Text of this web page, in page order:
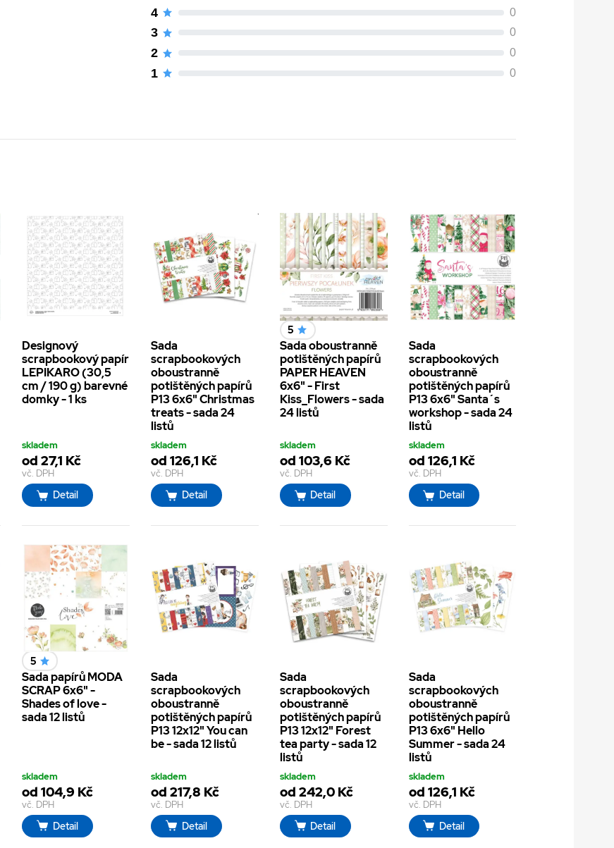
4 0
3 0
2 0
1 0
Designový
scrapbookový papír
LEPIKARO (30,5
cm / 190 g) barevné
domky - 1 ks
skladem
od 27,1 Kč
vč. DPH
Detail
Sada
scrapbookových
oboustranně
potištěných papírů
P13 6x6" Christmas
treats - sada 24
listů
skladem
od 126,1 Kč
vč. DPH
Detail
5
Sada oboustranně
potištěných papírů
PAPER HEAVEN
6x6" - First
Kiss_Flowers - sada
24 listů
skladem
od 103,6 Kč
vč. DPH
Detail
Sada
scrapbookových
oboustranně
potištěných papírů
P13 6x6" Santa´s
workshop - sada 24
listů
skladem
od 126,1 Kč
vč. DPH
Detail
5
Sada papírů MODA
SCRAP 6x6" -
Shades of love -
sada 12 listů
skladem
od 104,9 Kč
vč. DPH
Detail
Sada
scrapbookových
oboustranně
potištěných papírů
P13 12x12" You can
be - sada 12 listů
skladem
od 217,8 Kč
vč. DPH
Detail
Sada
scrapbookových
oboustranně
potištěných papírů
P13 12x12" Forest
tea party - sada 12
listů
skladem
od 242,0 Kč
vč. DPH
Detail
Sada
scrapbookových
oboustranně
potištěných papírů
P13 6x6" Hello
Summer - sada 24
listů
skladem
od 126,1 Kč
vč. DPH
Detail